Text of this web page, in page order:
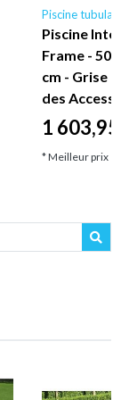
Piscine
Piscine
Frame - 503
cm - Grise -
des
1 603,95
* Meilleur prix